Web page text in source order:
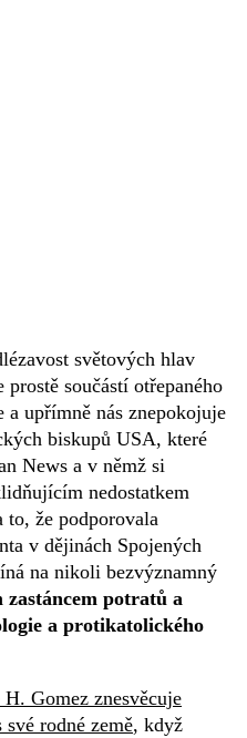
světových hlav
součástí otřepaného
upřímně nás znepokojuje
biskupů USA, které
News a v němž si
nedostatkem
to, že podporovala
v dějinách Spojených
na nikoli bezvýznamný
zastáncem potratů a
a protikatolického
Gomez znesvěcuje
rodné země, když